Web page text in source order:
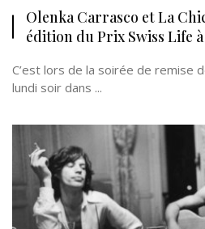
Olenka Carrasco et La
édition du Prix Swiss Life
C’est lors de la soirée de remise
lundi soir dans ...